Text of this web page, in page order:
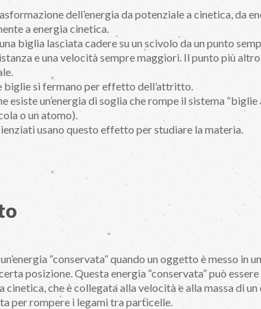
dell’energia da potenziale a cinetica, da
a energia cinetica.
biglia lasciata cadere su un scivolo da un punto
e una velocità sempre maggiori. Il punto più
biglie si fermano per effetto dell’attritto.
esiste un’energia di soglia che rompe il sistema
o un atomo).
usano questo effetto per studiare la materia.
“conservata” quando un oggetto è messo in
posizione. Questa energia “conservata” può
che è collegata alla velocità e alla massa di
per rompere i legami tra particelle.